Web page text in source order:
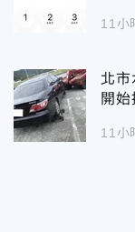
11小
北
開始
11小